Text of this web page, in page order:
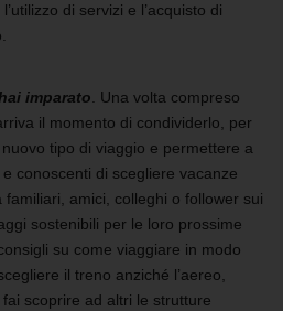
di servizi e l’acquisto di
imparato. Una volta compreso
il momento di condividerlo, per
tipo di viaggio e permettere a
conoscenti di scegliere vacanze
familiari, amici, colleghi o follower sui
sostenibili per le loro prossime
su come viaggiare in modo
il treno anziché l’aereo,
scoprire ad altri le strutture